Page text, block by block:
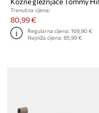
Trenutna cijena:
80,99 €
Regularna cijena:169,90 €
Najniža cijena:85,99 €